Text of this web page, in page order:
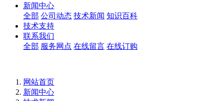
新闻中心
全部 公司动态 技术新闻 知识百科
技术支持
联系我们
全部 服务网点 在线留言 在线订购
网站首页
新闻中心